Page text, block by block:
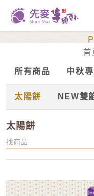
首
所有商品 中秋
太陽餅 NEW雙
太陽餅